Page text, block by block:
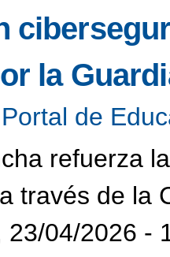
la
de
refuerza
través de la
23/04/2026 -